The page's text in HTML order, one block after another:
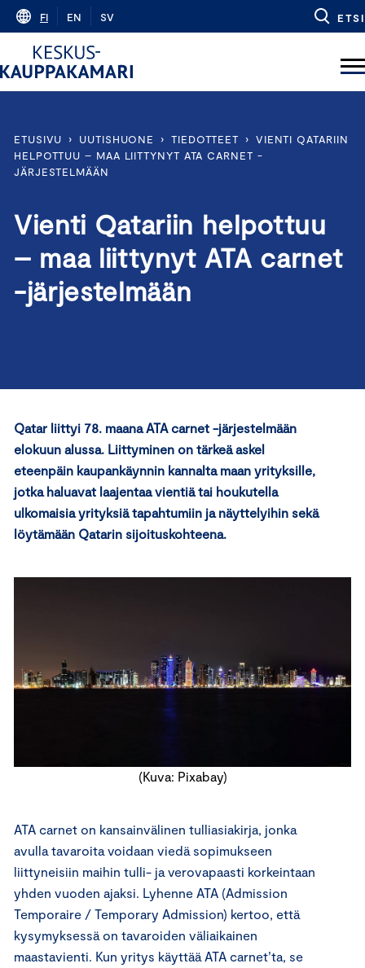
Skip
content
FI EN SV ETSI
ETUSIVU › UUTISHUONE › TIEDOTTEET › VIENTI QATARIIN
HELPOTTUU – MAA LIITTYNYT ATA CARNET -
JÄRJESTELMÄÄN
Vienti Qatariin helpottuu
– maa liittynyt ATA carnet
-järjestelmään
Qatar liittyi 78. maana ATA carnet -järjestelmään
elokuun alussa. Liittyminen on tärkeä askel
eteenpäin kaupankäynnin kannalta maan yrityksille,
jotka haluavat laajentaa vientiä tai hou­kutella
ulkomaisia yrityksiä tapahtumiin ja näyttelyihin sekä
löytämään Qatarin sijoituskohteena.
(Kuva: Pixabay)
ATA carnet on kansainvälinen tulliasiakirja, jonka
avulla tavaroita voidaan viedä sopimukseen
liittyneisiin maihin tulli- ja verovapaasti korkeintaan
yhden vuoden ajaksi. Lyhenne ATA (Admission
Temporaire / Temporary Admission) kertoo, että
kysymyksessä on tavaroiden väliaikainen
maastavienti. Kun yritys käyttää ATA carnet’ta, se